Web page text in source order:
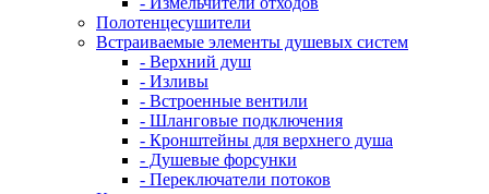
Полотенцесушители
Встраиваемые элементы душевых систем
- Верхний душ
- Изливы
- Встроенные вентили
- Шланговые подключения
- Кронштейны для верхнего душа
- Душевые форсунки
- Переключатели потоков